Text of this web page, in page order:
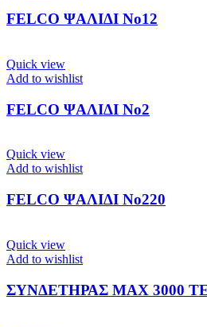
FELCO ΨΑΛΙΔΙ Νο12
Quick view
Add to wishlist
FELCO ΨΑΛΙΔΙ Νο2
Quick view
Add to wishlist
FELCO ΨΑΛΙΔΙ Νο220
Quick view
Add to wishlist
ΣΥΝΔΕΤΗΡΑΣ MAX 3000